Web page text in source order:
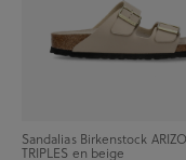
Sandalias Birkenstock
TRIPLES en beige